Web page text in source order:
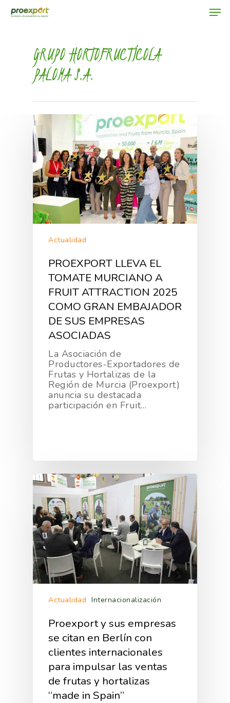
Hit enter to search or ESC to close
GRUPO HORTOFRUCTÍCOLA
PALOMA S.A.
Actualidad
PROEXPORT LLEVA EL
TOMATE MURCIANO A
FRUIT ATTRACTION 2025
COMO GRAN EMBAJADOR
DE SUS EMPRESAS
ASOCIADAS
La Asociación de
Productores-Exportadores de
Frutas y Hortalizas de la
Región de Murcia (Proexport)
anuncia su destacada
participación en Fruit…
Actualidad Internacionalización
Proexport y sus empresas
se citan en Berlín con
clientes internacionales
para impulsar las ventas
de frutas y hortalizas
“made in Spain”